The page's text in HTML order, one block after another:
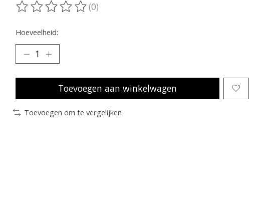
De beoordeling van dit product is
(0)
Hoeveelheid:
Toevoegen aan winkelwagen
Toevoegen om te vergelijken